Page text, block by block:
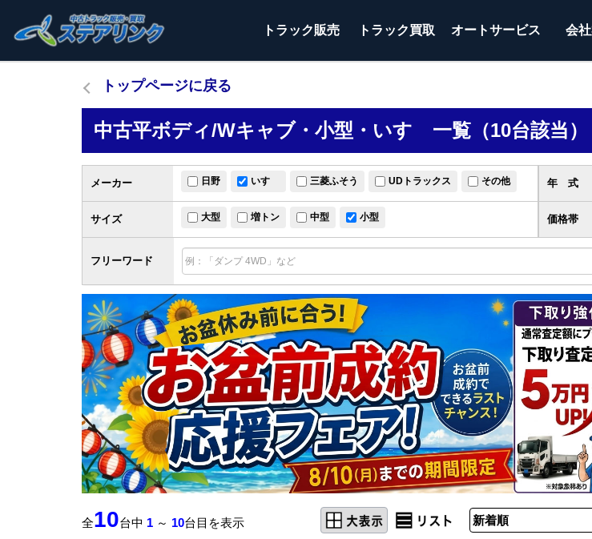
トラック販売 トラック買取 オートサービス 会
トップページに戻る
中古平ボディ/Wキャブ・小型・いすゞ一覧（10台該当）
サイズ 大型 増トン 中型 小型 価格帯
フリーワード
メーカー 日野 いすゞ 三菱ふそう UDトラックス その他 年 式
全10台中 1 ～ 10台目を表示